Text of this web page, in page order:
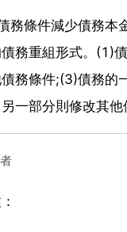
務條件減少債務本
務重組形式。(1)
務條件;(3)債務的
一部分則修改其他